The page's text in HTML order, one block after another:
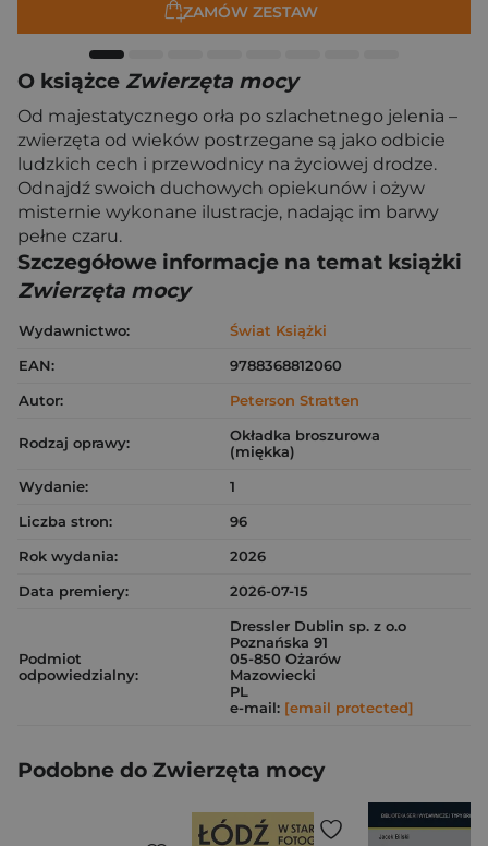
ZAMÓW ZESTAW
O książce Zwierzęta mocy
Od majestatycznego orła po szlachetnego jelenia –
zwierzęta od wieków postrzegane są jako odbicie
ludzkich cech i przewodnicy na życiowej drodze.
Odnajdź swoich duchowych opiekunów i ożyw
misternie wykonane ilustracje, nadając im barwy
pełne czaru.
Szczegółowe informacje na temat książki
Zwierzęta mocy
Wydawnictwo:
Świat Książki
EAN:
9788368812060
Autor:
Peterson Stratten
Rodzaj oprawy:
Okładka broszurowa
(miękka)
Wydanie:
1
Liczba stron:
96
Rok wydania:
2026
Data premiery:
2026-07-15
Podmiot
odpowiedzialny:
Dressler Dublin sp. z o.o
Poznańska 91
05-850 Ożarów
Mazowiecki
PL
e-mail: [email protected]
Podobne do Zwierzęta mocy